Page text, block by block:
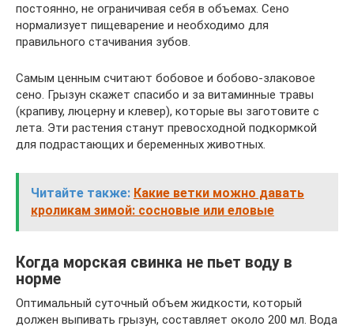
постоянно, не ограничивая себя в объемах. Сено
нормализует пищеварение и необходимо для
правильного стачивания зубов.
Самым ценным считают бобовое и бобово-злаковое
сено. Грызун скажет спасибо и за витаминные травы
(крапиву, люцерну и клевер), которые вы заготовите с
лета. Эти растения станут превосходной подкормкой
для подрастающих и беременных животных.
Читайте также: Какие ветки можно давать
кроликам зимой: сосновые или еловые
Когда морская свинка не пьет воду в
норме
Оптимальный суточный объем жидкости, который
должен выпивать грызун, составляет около 200 мл. Вода